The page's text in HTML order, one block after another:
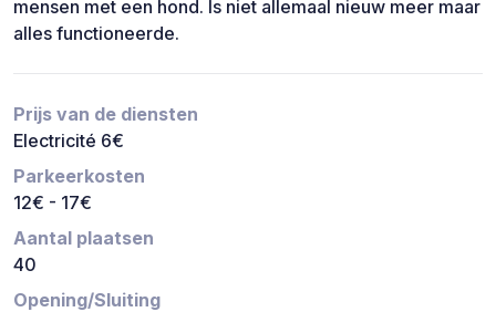
mensen met een hond. Is niet allemaal nieuw meer maar
alles functioneerde.
Prijs van de diensten
Electricité 6€
Parkeerkosten
12€ - 17€
Aantal plaatsen
40
Opening/Sluiting